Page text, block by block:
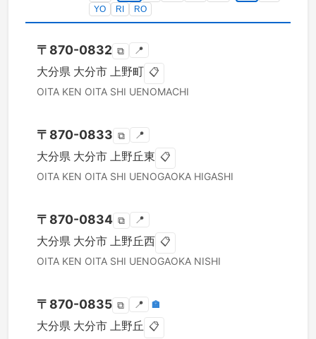
YO
RI RO
〒 870-0832 ⧉ 📍
大分県 大分市 上野町 📋
OITA KEN OITA SHI UENOMACHI
〒 870-0833 ⧉ 📍
大分県 大分市 上野丘東 📋
OITA KEN OITA SHI UENOGAOKA HIGASHI
〒 870-0834 ⧉ 📍
大分県 大分市 上野丘西 📋
OITA KEN OITA SHI UENOGAOKA NISHI
〒 870-0835 ⧉ 📍 🏣
大分県 大分市 上野丘 📋